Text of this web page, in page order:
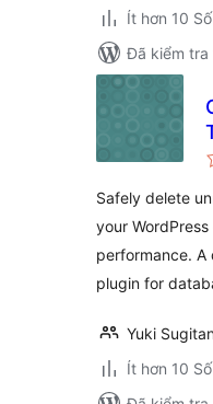
Ít hơn 10
Đã kiểm tra
Safely delete
your
performance.
plugin for
Yuki
Ít hơn 10